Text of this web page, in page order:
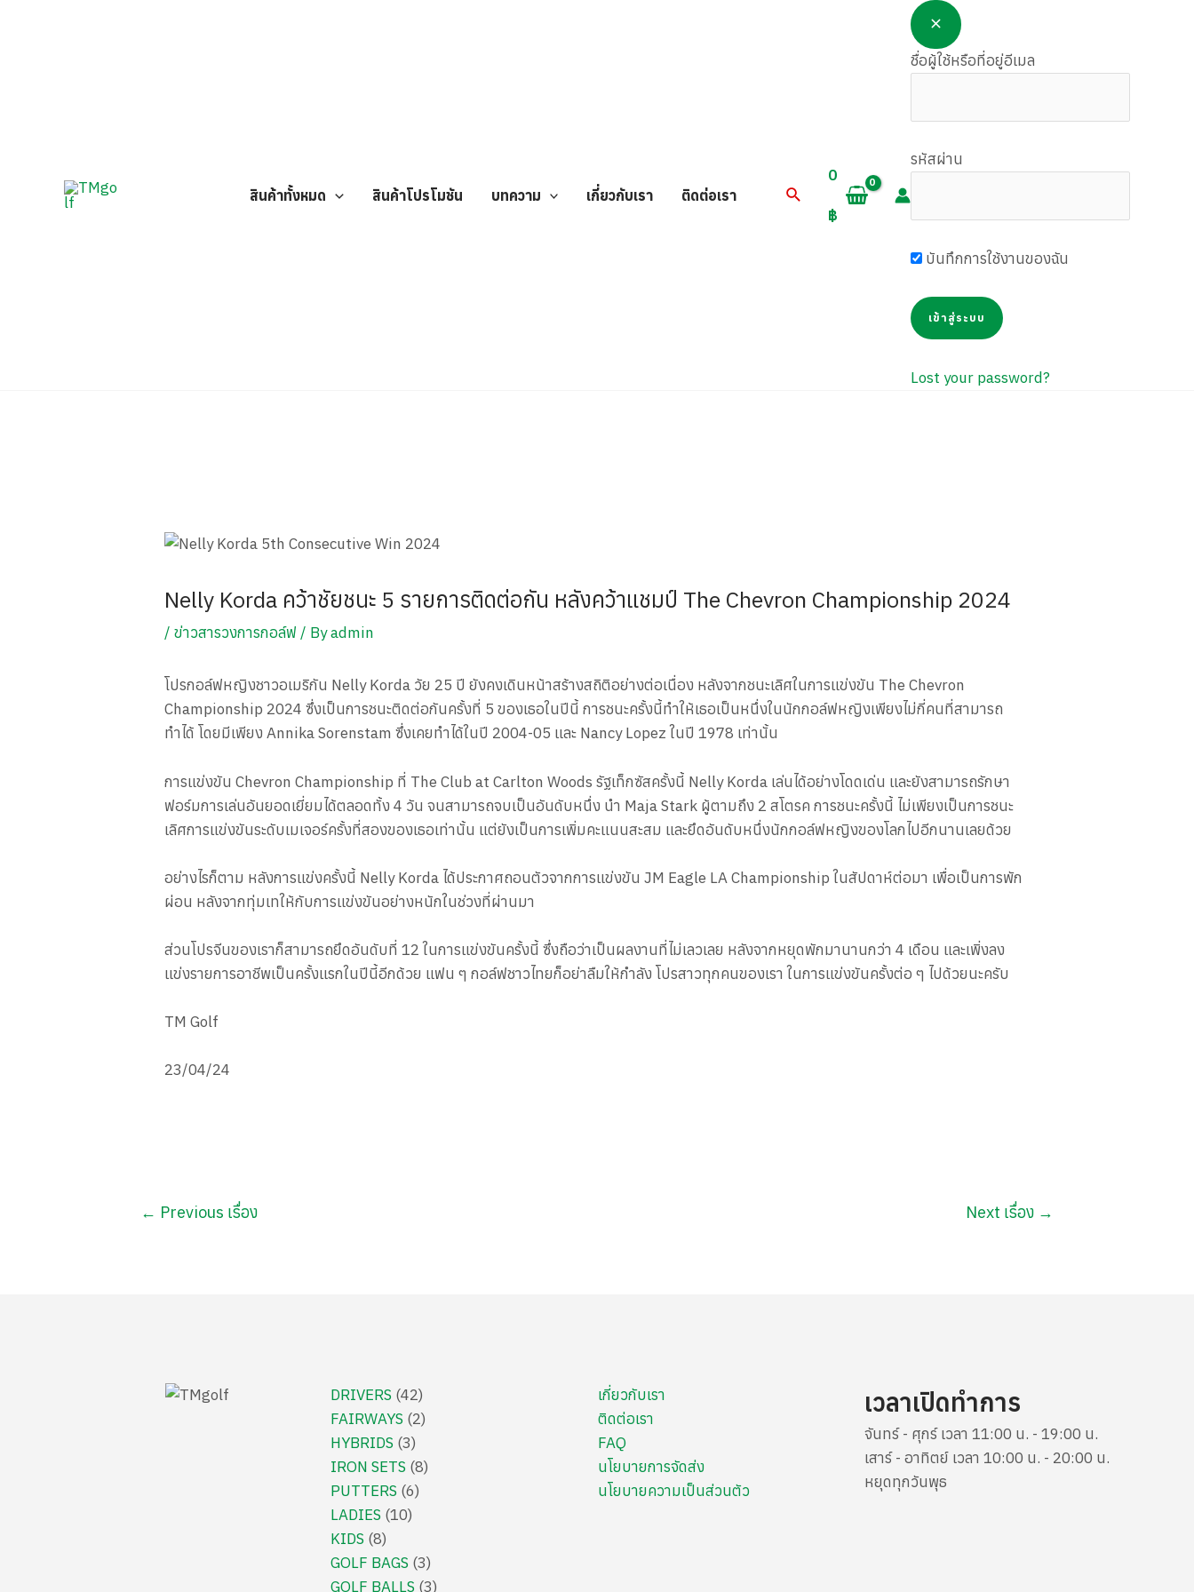
สินค้าทั้งหมด สินค้าโปรโมชัน บทความ เกี่ยวกับเรา ติดต่อเรา Search
0
฿
ชื่อผู้ใช้หรือที่อยู่อีเมล
รหัสผ่าน
บันทึกการใช้งานของฉัน
Lost your password?
Nelly Korda คว้าชัยชนะ 5 รายการติดต่อกัน หลังคว้าแชมป์ The Chevron Championship 2024
/ข่าวสารวงการกอล์ฟ / Byadmin
โปรกอล์ฟหญิงชาวอเมริกัน Nelly Korda วัย 25 ปี ยังคงเดินหน้าสร้างสถิติอย่างต่อเนื่อง หลังจากชนะเลิศในการแข่งขัน The Chevron
Championship 2024 ซึ่งเป็นการชนะติดต่อกันครั้งที่ 5 ของเธอในปีนี้ การชนะครั้งนี้ทำให้เธอเป็นหนึ่งในนักกอล์ฟหญิงเพียงไม่กี่คนที่สามารถ
ทำได้ โดยมีเพียง Annika Sorenstam ซึ่งเคยทำได้ในปี 2004-05 และ Nancy Lopez ในปี 1978 เท่านั้น
การแข่งขัน Chevron Championship ที่ The Club at Carlton Woods รัฐเท็กซัสครั้งนี้ Nelly Korda เล่นได้อย่างโดดเด่น และยังสามารถรักษา
ฟอร์มการเล่นอันยอดเยี่ยมได้ตลอดทั้ง 4 วัน จนสามารถจบเป็นอันดับหนึ่ง นำ Maja Stark ผู้ตามถึง 2 สโตรค การชนะครั้งนี้ ไม่เพียงเป็นการชนะ
เลิศการแข่งขันระดับเมเจอร์ครั้งที่สองของเธอเท่านั้น แต่ยังเป็นการเพิ่มคะแนนสะสม และยึดอันดับหนึ่งนักกอล์ฟหญิงของโลกไปอีกนานเลยด้วย
อย่างไรก็ตาม หลังการแข่งครั้งนี้ Nelly Korda ได้ประกาศถอนตัวจากการแข่งขัน JM Eagle LA Championship ในสัปดาห์ต่อมา เพื่อเป็นการพัก
ผ่อน หลังจากทุ่มเทให้กับการแข่งขันอย่างหนักในช่วงที่ผ่านมา
ส่วนโปรจีนของเราก็สามารถยึดอันดับที่ 12 ในการแข่งขันครั้งนี้ ซึ่งถือว่าเป็นผลงานที่ไม่เลวเลย หลังจากหยุดพักมานานกว่า 4 เดือน และเพิ่งลง
แข่งรายการอาชีพเป็นครั้งแรกในปีนี้อีกด้วย แฟน ๆ กอล์ฟชาวไทยก็อย่าลืมให้กำลัง โปรสาวทุกคนของเรา ในการแข่งขันครั้งต่อ ๆ ไปด้วยนะครับ
TM Golf
23/04/24
← Previous เรื่อง Next เรื่อง →
DRIVERS 42
FAIRWAYS 2
HYBRIDS 3
IRON SETS 8
PUTTERS 6
LADIES 10
KIDS 8
GOLF BAGS 3
GOLF BALLS 3
เกี่ยวกับเรา
ติดต่อเรา
FAQ
นโยบายการจัดส่ง
นโยบายความเป็นส่วนตัว
เวลาเปิดทำการ
จันทร์ - ศุกร์ เวลา 11:00 น. - 19:00 น.
เสาร์ - อาทิตย์ เวลา 10:00 น. - 20:00 น.
หยุดทุกวันพุธ